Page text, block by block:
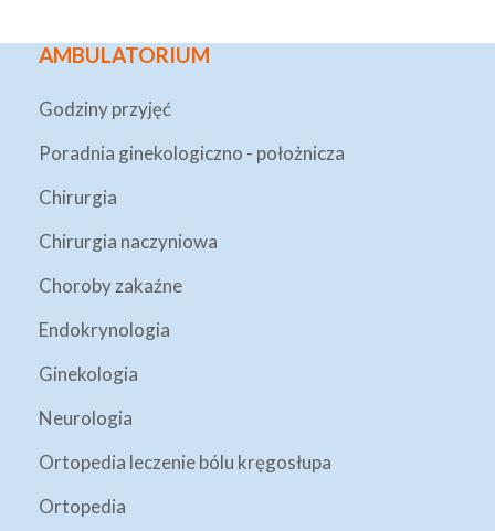
AMBULATORIUM
Godziny przyjęć
Poradnia ginekologiczno - położnicza
Chirurgia
Chirurgia naczyniowa
Choroby zakaźne
Endokrynologia
Ginekologia
Neurologia
Ortopedia leczenie bólu kręgosłupa
Ortopedia